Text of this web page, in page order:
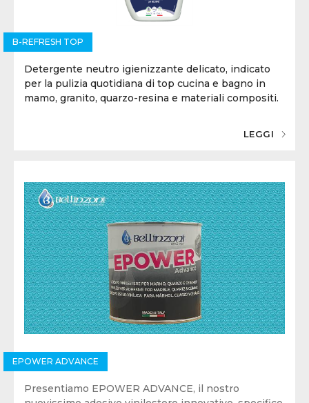
B-REFRESH TOP
Detergente neutro igienizzante delicato, indicato
per la pulizia quotidiana di top cucina e bagno in
mamo, granito, quarzo-resina e materiali compositi.
LEGGI
EPOWER ADVANCE
Presentiamo EPOWER ADVANCE, il nostro